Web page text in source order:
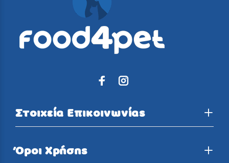
Στοιχεία Επικοινωνίας
Όροι Χρήσης